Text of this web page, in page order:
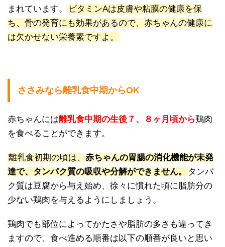
まれています。
ビタミンAは皮膚や粘膜の健康を保
ち、骨の発育にも効果があるので、赤ちゃんの健康に
は欠かせない栄養素ですよ。
ささみなら離乳食中期からOK
赤ちゃんには離乳食中期の生後７、８ヶ月頃から鶏肉
を食べることができます。
離乳食初期の頃は、 赤ちゃんの胃腸の消化機能が未発
達で、タンパク質の吸収や分解ができません。
タンパ
ク質は豆腐から与え始め、徐々に慣れた頃に脂肪分の
少ない鶏肉を与えるようにしましょう。
鶏肉でも部位によってかたさや脂肪の多さも違ってき
ますので、食べ進める順番は以下の順番が良いと思い